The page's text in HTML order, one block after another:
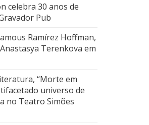
celebra 30 anos de
Pub
Ramírez Hoffman,
Terenkova em
“Morte em
universo de
no Teatro Simões